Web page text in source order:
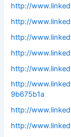
http://
http://
http://
http://
http://
http://
9b675b1a
http://
http://